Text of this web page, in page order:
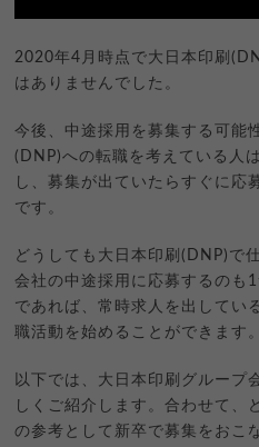
2020年4月時点で大日本印刷
はありませんでした。
今後、中途採用を募集する可能
(DNP)への転職を考えている人
し、募集が出ていたらすぐに応
です。
どうしても大日本印刷(DNP)で
会社の中途採用に応募するのも
であれば、常時求人を出してい
職活動を始めることができます。
以下では、大日本印刷グループ
しくご紹介します。合わせて、
の参考として新卒で募集をおこ